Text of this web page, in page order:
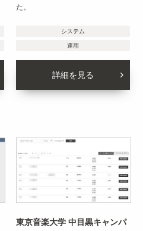
た。
システム
運用
詳細を見る
東京音楽大学 中目黒キャンパ